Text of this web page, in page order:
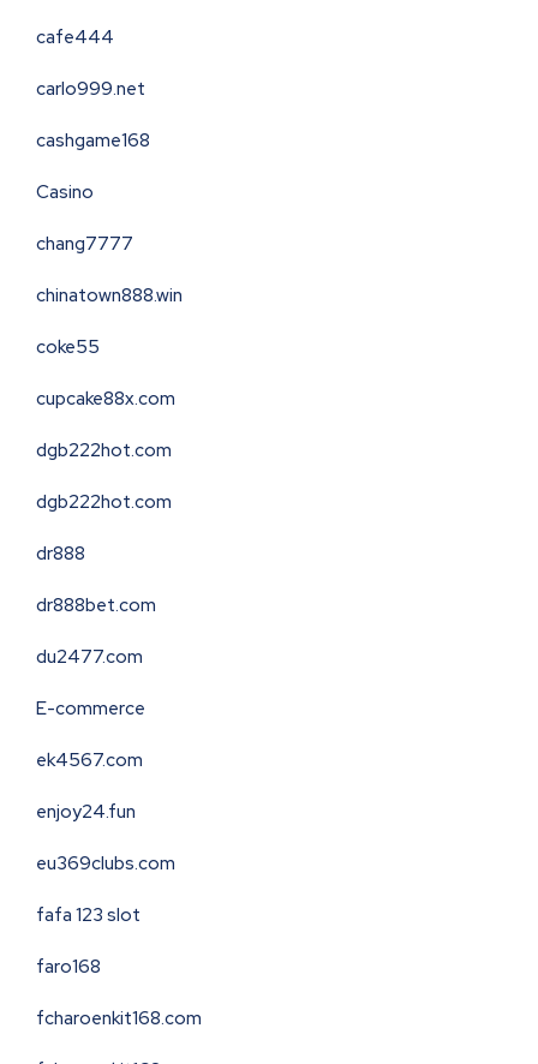
cafe444
carlo999.net
cashgame168
Casino
chang7777
chinatown888.win
coke55
cupcake88x.com
dgb222hot.com
dgb222hot.com
dr888
dr888bet.com
du2477.com
E-commerce
ek4567.com
enjoy24.fun
eu369clubs.com
fafa 123 slot
faro168
fcharoenkit168.com